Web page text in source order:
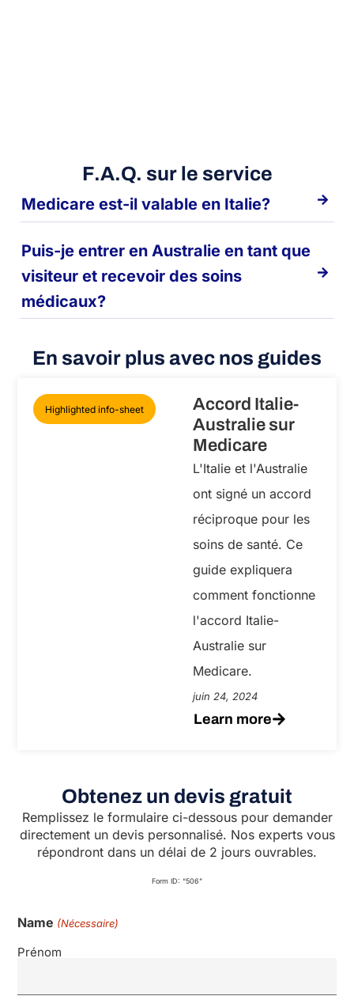
F.A.Q. sur le service
Medicare est-il valable en Italie?
Puis-je entrer en Australie en tant que
visiteur et recevoir des soins
médicaux?
En savoir plus avec nos guides
Highlighted info-sheet
Accord Italie-
Australie sur
Medicare
L'Italie et l'Australie
ont signé un accord
réciproque pour les
soins de santé. Ce
guide expliquera
comment fonctionne
l'accord Italie-
Australie sur
Medicare.
juin 24, 2024
Learn more
Obtenez un devis gratuit
Remplissez le formulaire ci-dessous pour demander
directement un devis personnalisé. Nos experts vous
répondront dans un délai de 2 jours ouvrables.
Form ID: “506”
Name (Nécessaire)
Prénom